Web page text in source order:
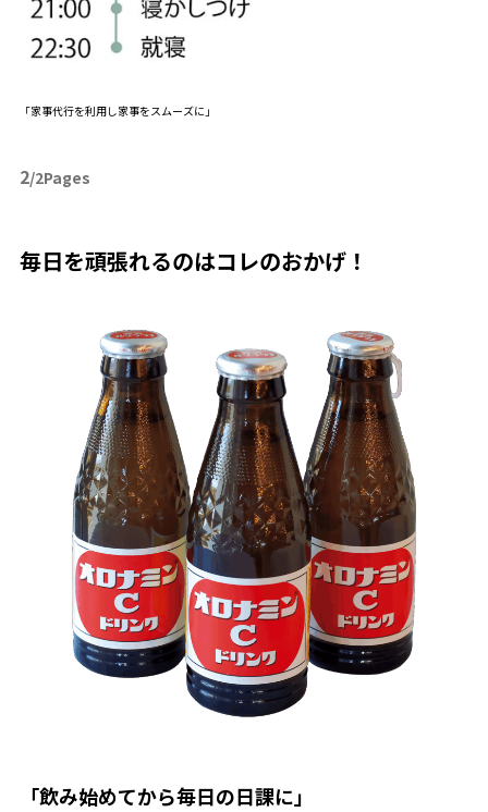
「家事代行を利用し家事をスムーズに」
2/2Pages
毎日を頑張れるのはコレのおかげ！
「飲み始めてから毎日の日課に」